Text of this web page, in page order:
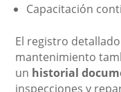
Capacitación
El registro
mantenimiento
un historial
inspecciones y